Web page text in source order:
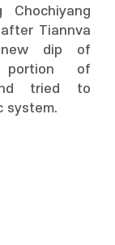
Tiannva
new dip of
portion of
tried to
system.